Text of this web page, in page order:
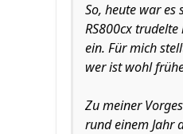
So, heute war es
RS800cx
ein. Für mich
wer ist wohl
Zu meiner
rund einem Jahr